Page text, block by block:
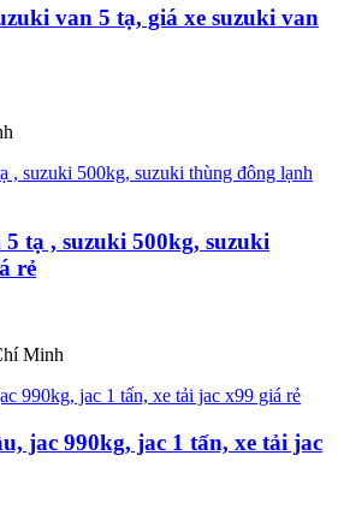
van 5 tạ, giá xe suzuki van
tạ , suzuki 500kg, suzuki
rẻ
Minh
jac 990kg, jac 1 tấn, xe tải jac